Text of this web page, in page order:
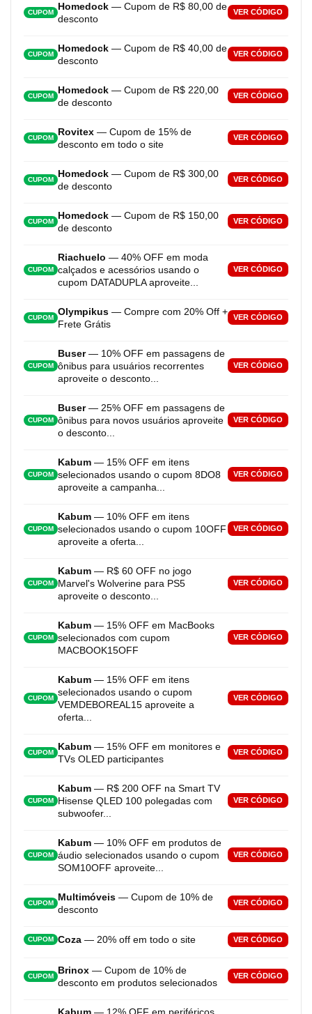
CUPOM
Homedock — Cupom de R$ 80,00 de
desconto
VER CÓDIGO
CUPOM
Homedock — Cupom de R$ 40,00 de
desconto
VER CÓDIGO
CUPOM
Homedock — Cupom de R$ 220,00
de desconto
VER CÓDIGO
CUPOM
Rovitex — Cupom de 15% de
desconto em todo o site
VER CÓDIGO
CUPOM
Homedock — Cupom de R$ 300,00
de desconto
VER CÓDIGO
CUPOM
Homedock — Cupom de R$ 150,00
de desconto
VER CÓDIGO
CUPOM
Riachuelo — 40% OFF em moda
calçados e acessórios usando o
cupom DATADUPLA aproveite...
VER CÓDIGO
CUPOM
Olympikus — Compre com 20% Off +
Frete Grátis
VER CÓDIGO
CUPOM
Buser— 10% OFF em passagens de
ônibus para usuários recorrentes
aproveite o desconto...
VER CÓDIGO
CUPOM
Buser— 25% OFF em passagens de
ônibus para novos usuários aproveite
o desconto...
VER CÓDIGO
CUPOM
Kabum — 15% OFF em itens
selecionados usando o cupom 8DO8
aproveite a campanha...
VER CÓDIGO
CUPOM
Kabum — 10% OFF em itens
selecionados usando o cupom 10OFF
aproveite a oferta...
VER CÓDIGO
CUPOM
Kabum — R$ 60 OFF no jogo
Marvel's Wolverine para PS5
aproveite o desconto...
VER CÓDIGO
CUPOM
Kabum — 15% OFF em MacBooks
selecionados com cupom
MACBOOK15OFF
VER CÓDIGO
CUPOM
Kabum — 15% OFF em itens
selecionados usando o cupom
VEMDEBOREAL15 aproveite a
oferta...
VER CÓDIGO
CUPOM
Kabum — 15% OFF em monitores e
TVs OLED participantes
VER CÓDIGO
CUPOM
Kabum — R$ 200 OFF na Smart TV
Hisense QLED 100 polegadas com
subwoofer...
VER CÓDIGO
CUPOM
Kabum — 10% OFF em produtos de
áudio selecionados usando o cupom
SOM10OFF aproveite...
VER CÓDIGO
CUPOM
Multimóveis — Cupom de 10% de
desconto
VER CÓDIGO
CUPOM Coza — 20% off em todo o site VER CÓDIGO
CUPOM
Brinox — Cupom de 10% de
desconto em produtos selecionados
VER CÓDIGO
Kabum — 12% OFF em periféricos